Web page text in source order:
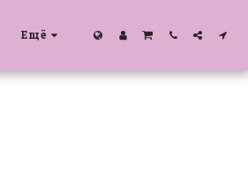
Ещё